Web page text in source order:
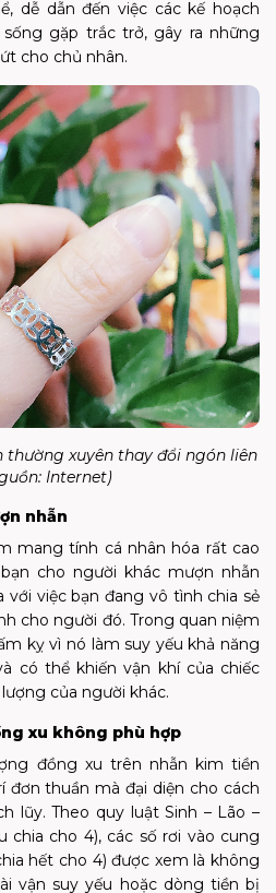
dễ dẫn đến việc các kế hoạch
gặp trắc trở, gây ra những
cho chủ nhân.
thường xuyên thay đổi ngón liên
Internet)
nhẫn
mang tính cá nhân hóa rất cao
cho người khác mượn nhẫn
việc bạn đang vô tình chia sẻ
cho người đó. Trong quan niệm
kỵ vì nó làm suy yếu khả năng
có thể khiến vận khí của chiếc
của người khác.
xu không phù hợp
đồng xu trên nhẫn kim tiền
thuần mà đại diện cho cách
lũy. Theo quy luật Sinh – Lão –
chia cho 4), các số rơi vào cung
hết cho 4) được xem là không
vận suy yếu hoặc dòng tiền bị